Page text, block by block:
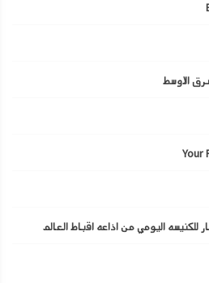
للكنيسه اليومي من اذاعه اقباط العالم